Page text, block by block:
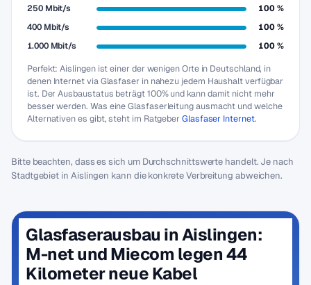
250 Mbit/s
100 %
400 Mbit/s
100 %
1.000 Mbit/s
100 %
Perfekt: Aislingen ist einer der wenigen Orte in Deutschland, in
denen Internet via Glasfaser in nahezu jedem Haushalt verfügbar
ist. Der Ausbaustatus beträgt 100% und kann damit nicht mehr
besser werden. Was eine Glasfaserleitung ausmacht und welche
Alternativen es gibt, steht im RatgeberGlasfaser Internet.
Bitte beachten, dass es sich um Durchschnittswerte handelt. Je nach
Stadtgebiet in Aislingen kann die konkrete Verbreitung abweichen.
Glasfaserausbau in Aislingen:
M-net und Miecom legen 44
Kilometer neue Kabel